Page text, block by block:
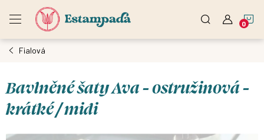
Fialová
Bavlněné šaty Ava - ostružinová -
krátké / midi